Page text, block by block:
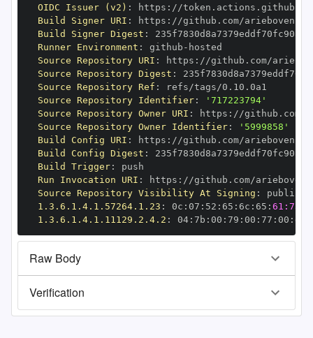
OIDC Issuer (v2) : https :
Build Signer URI : https :
Build Signer Digest :
Runner Environment : github -
Source Repository URI : https :
Source Repository Digest :
Source Repository Ref :
Source Repository Identifier:
'717223794'
Source Repository Owner URI : https :
Source Repository Owner Identifier:
'5999858'
Build Config URI : https :
Build Config Digest :
Build Trigger:
Run Invocation URI : https :
Source Repository Visibility At Signing :
1.3.6.1.4.1.57264.1.23 : 0c : 07 : 52 : 65 : 6c : 65 :
1.3.6.1.4.1.11129.2.4.2 : 04: 7b : 00 : 79 : 00 : 77 : 00 : dd
Raw Body
Verification